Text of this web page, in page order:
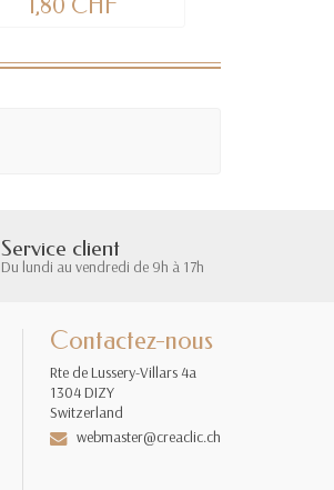
1,80 CHF
Service client
Du lundi au vendredi de 9h à 17h
Contactez-nous
Rte de Lussery-Villars 4a
1304 DIZY
Switzerland
webmaster@creaclic.ch